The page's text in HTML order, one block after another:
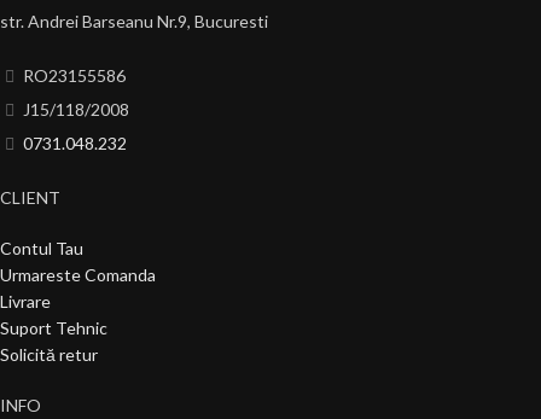
str. Andrei Barseanu Nr.9, Bucuresti
RO23155586
J15/118/2008
0731.048.232
CLIENT
Contul Tau
Urmareste Comanda
Livrare
Suport Tehnic
Solicită retur
INFO